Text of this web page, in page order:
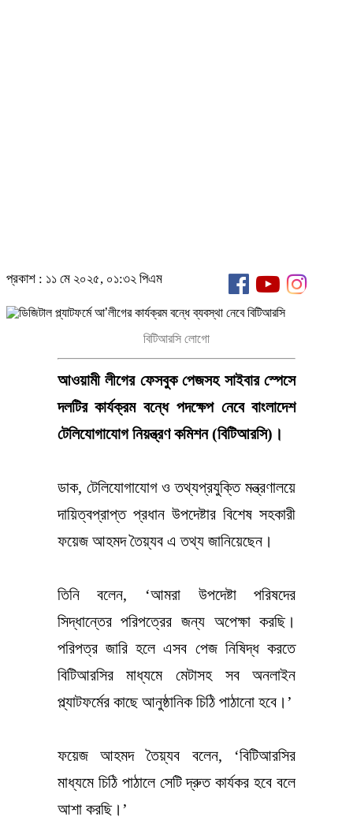
প্রকাশ : ১১ মে ২০২৫, ০১:৩২ পিএম
বিটিআরসি লোগো
আওয়ামী লীগের ফেসবুক পেজসহ সাইবার স্পেসে
দলটির কার্যক্রম বন্ধে পদক্ষেপ নেবে বাংলাদেশ
টেলিযোগাযোগ নিয়ন্ত্রণ কমিশন (বিটিআরসি)।
ডাক, টেলিযোগাযোগ ও তথ্যপ্রযুক্তি মন্ত্রণালয়ে
দায়িত্বপ্রাপ্ত প্রধান উপদেষ্টার বিশেষ সহকারী
ফয়েজ আহমদ তৈয়্যব এ তথ্য জানিয়েছেন।
তিনি বলেন, ‘আমরা উপদেষ্টা পরিষদের
সিদ্ধান্তের পরিপত্রের জন্য অপেক্ষা করছি।
পরিপত্র জারি হলে এসব পেজ নিষিদ্ধ করতে
বিটিআরসির মাধ্যমে মেটাসহ সব অনলাইন
প্ল্যাটফর্মের কাছে আনুষ্ঠানিক চিঠি পাঠানো হবে।’
ফয়েজ আহমদ তৈয়্যব বলেন, ‘বিটিআরসির
মাধ্যমে চিঠি পাঠালে সেটি দ্রুত কার্যকর হবে বলে
আশা করছি।’